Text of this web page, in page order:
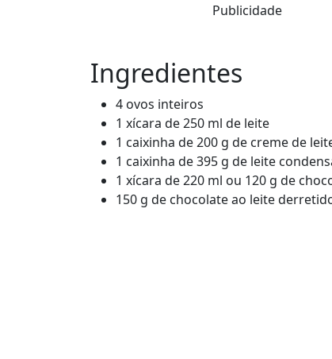
Publicidade
Ingredientes
4 ovos inteiros
1 xícara de 250 ml de leite
1 caixinha de 200 g de creme de
1 caixinha de 395 g de leite
1 xícara de 220 ml ou 120 g de
150 g de chocolate ao leite